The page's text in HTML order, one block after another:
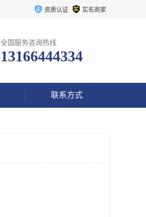
资质认证 实名商家
全国服务咨询热线:
13166444334
联系方式